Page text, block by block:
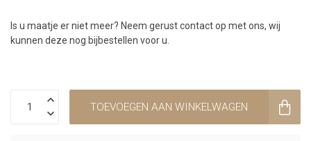
Is u maatje er niet meer? Neem gerust contact op met ons, wij
kunnen deze nog bijbestellen voor u.
TOEVOEGEN AAN WINKELWAGEN